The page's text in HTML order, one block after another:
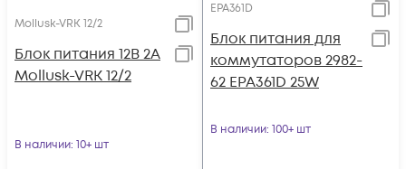
Mollusk-VRK 12/2
Блок питания 12В 2А
Mollusk-VRK 12/2
В наличии: 10+ шт
EPA361D
Блок питания для
коммутаторов 2982-
62 EPA361D 25W
В наличии: 100+ шт